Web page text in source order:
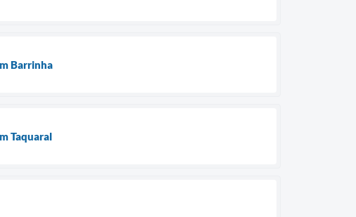
Barrinha
Taquaral